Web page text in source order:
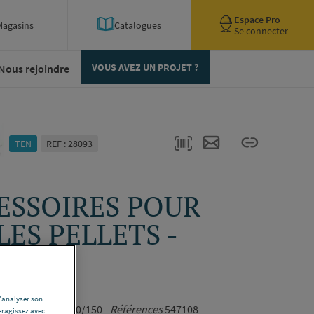
Catalogues
Espace Pro
Se connecter
rejoindre VOUS AVEZ UN PROJET ?
TEN REF : 28093
POUR
PELLETS -
-Diamètre Ø 100/150 - Références547108
son
avec